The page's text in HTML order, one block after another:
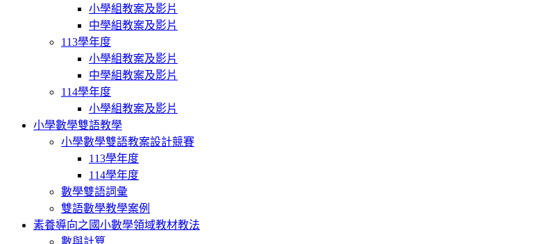
小學組教案及影片
中學組教案及影片
113學年度
小學組教案及影片
中學組教案及影片
114學年度
小學組教案及影片
小學數學雙語教學
小學數學雙語教案設計競賽
113學年度
114學年度
數學雙語詞彙
雙語數學教學案例
素養導向之國小數學領域教材教法
數與計算